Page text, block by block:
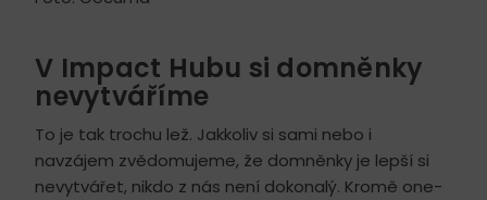
V Impact Hubu si domněnky
nevytváříme
To je tak trochu lež. Jakkoliv si sami nebo i
navzájem zvědomujeme, že domněnky je lepší si
nevytvářet, nikdo z nás není dokonalý. Kromě one-